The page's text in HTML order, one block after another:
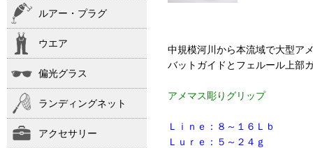
中規模河川から本流域で大型ア
バットガイドとフェルール上部
アメマス彫りグリップ
Ｌｉｎｅ：８～１６Ｌｂ
Ｌｕｒｅ：５～２４ｇ
ルアー・プラグ
ウエア
偏光グラス
ランディングネット
アクセサリー